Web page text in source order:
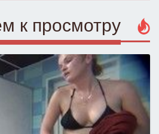
к просмотру